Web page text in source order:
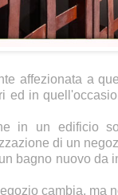
affezionata a
ed in
in un edificio
di un
bagno nuovo da
cambia, ma